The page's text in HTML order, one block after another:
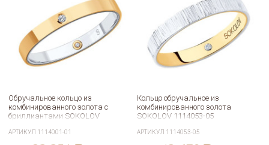
Обручальное кольцо из
комбинированного золота с
бриллиантами SOKOLOV
АРТИКУЛ 1114001-01
Кольцо обручальное из
комбинированного золота
SOKOLOV 1114053-05
АРТИКУЛ 1114053-05